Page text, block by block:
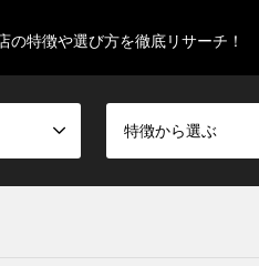
の特徴や選び方を徹底リサーチ！
特徴から選ぶ